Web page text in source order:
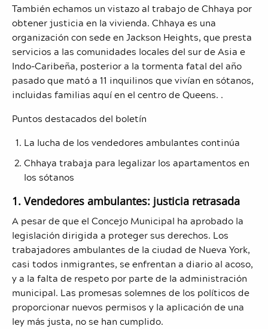
También echamos un vistazo al trabajo de Chhaya por
obtener justicia en la vivienda. Chhaya es una
organización con sede en Jackson Heights, que presta
servicios a las comunidades locales del sur de Asia e
Indo-Caribeña, posterior a la tormenta fatal del año
pasado que mató a 11 inquilinos que vivían en sótanos,
incluidas familias aquí en el centro de Queens. .
Puntos destacados del boletín
La lucha de los vendedores ambulantes continúa
Chhaya trabaja para legalizar los apartamentos en
los sótanos
1. Vendedores ambulantes: justicia retrasada
A pesar de que el Concejo Municipal ha aprobado la
legislación dirigida a proteger sus derechos. Los
trabajadores ambulantes de la ciudad de Nueva York,
casi todos inmigrantes, se enfrentan a diario al acoso,
y a la falta de respeto por parte de la administración
municipal. Las promesas solemnes de los políticos de
proporcionar nuevos permisos y la aplicación de una
ley más justa, no se han cumplido.